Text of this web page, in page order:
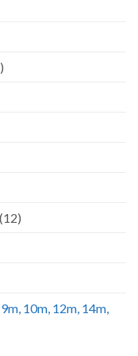
(12)
10m, 12m, 14m,